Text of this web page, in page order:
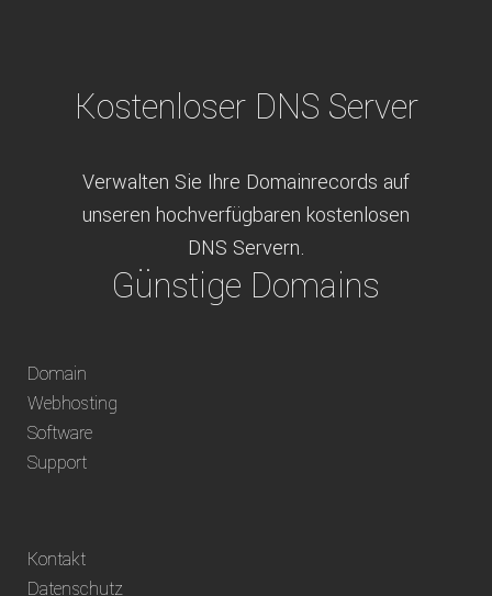
Kostenloser DNS Server
Verwalten Sie Ihre Domainrecords auf
unseren hochverfügbaren kostenlosen
DNS Servern.
Günstige Domains
weltweit verfügbare Domains inklusive
Vorkasse oder über ein andere verfügbare
Domain
Webhosting
Software
Support
Kontakt
Datenschutz